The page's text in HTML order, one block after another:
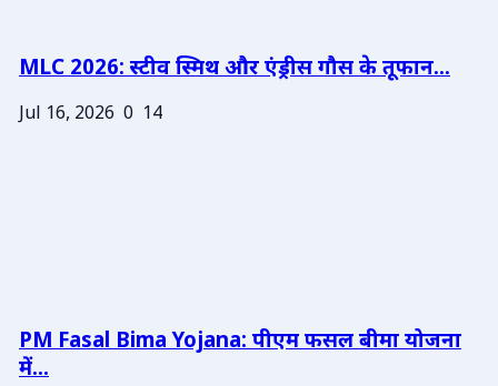
MLC 2026: स्टीव स्मिथ और एंड्रीस गौस के तूफान...
Jul 16, 2026 0 14
PM Fasal Bima Yojana: पीएम फसल बीमा योजना
में...